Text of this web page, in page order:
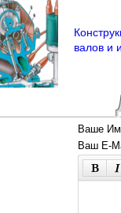
валов и
Ваше
Ваш E-